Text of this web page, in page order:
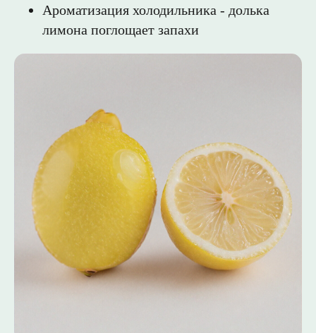
Ароматизация холодильника - долька
лимона поглощает запахи